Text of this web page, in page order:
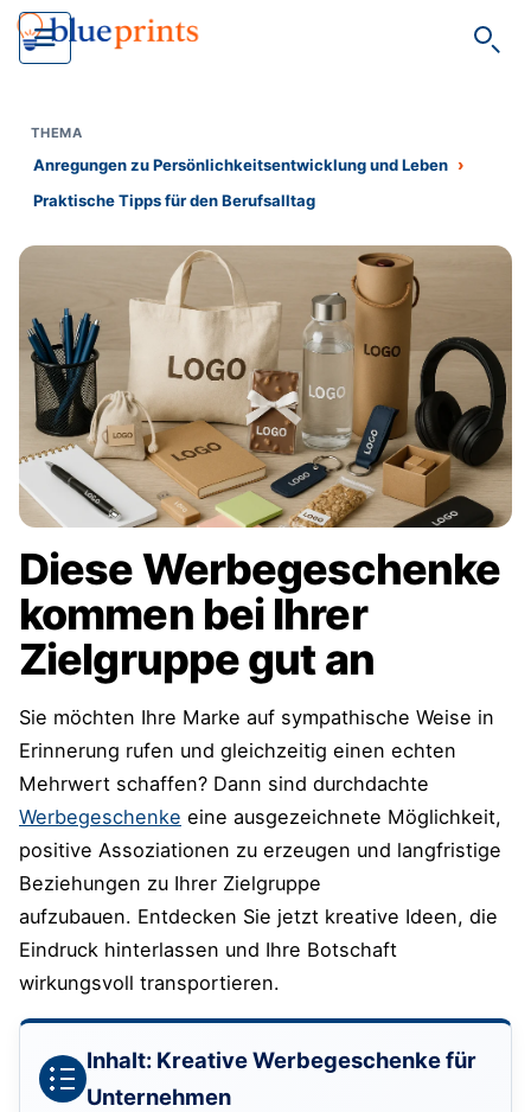
Anregungen zu Persönlichkeitsentwicklung und Leben ›
Praktische Tipps für den Berufsalltag
Diese Werbegeschenke
kommen bei Ihrer
Zielgruppe gut an
Sie möchten Ihre Marke auf sympathische Weise in
Erinnerung rufen und gleichzeitig einen echten
Mehrwert schaffen? Dann sind durchdachte
Werbegeschenke eine ausgezeichnete Möglichkeit,
positive Assoziationen zu erzeugen und langfristige
Beziehungen zu Ihrer Zielgruppe
aufzubauen. Entdecken Sie jetzt kreative Ideen, die
Eindruck hinterlassen und Ihre Botschaft
wirkungsvoll transportieren.
Inhalt: Kreative Werbegeschenke für
Unternehmen